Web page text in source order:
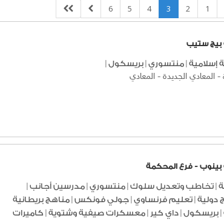
1
2
3
4
5
6
بيج ستيب
إسلامية منتسوري بريسكول
- المعادي الجديدة - المعادي
- فرع المحكمة
تخاطب وتعديل سلوك منتسوري مدرسين أجانب
دولية تعليم فرنساوي جولي فونكس مناهج بريطانية
بريسكول داي كير معسكرات صيفية وشتوية كاميرات